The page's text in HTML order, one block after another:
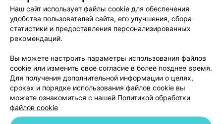
Вакансии
Партнеры
Написать руководителю 103.by
Персональные настройки cookie
Обработка персональных данных
Наш сайт использует файлы cookie для обеспечения
удобства пользователей сайта, его улучшения, сбора
статистики и предоставления персонализированных
рекомендаций.
Вы можете настроить параметры использования файлов
cookie или изменить свое согласие в более позднее время.
Для получения дополнительной информации о целях,
сроках и порядке использования файлов cookie вы
можете ознакомиться с нашей Политикой обработки
файлов cookie